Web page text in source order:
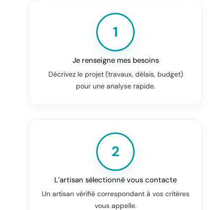
1
Je renseigne mes besoins
Décrivez le projet (travaux, délais, budget)
pour une analyse rapide.
2
L’artisan sélectionné vous contacte
Un artisan vérifié correspondant à vos critères
vous appelle.